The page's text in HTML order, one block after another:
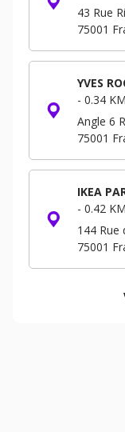
43 Rue
75001
YVES
- 0.34 KM
75001
IKEA
- 0.42 KM
144 Rue
75001